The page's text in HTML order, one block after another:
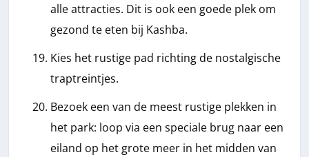
alle attracties. Dit is ook een goede plek om
gezond te eten bij Kashba.
Kies het rustige pad richting de nostalgische
traptreintjes.
Bezoek een van de meest rustige plekken in
het park: loop via een speciale brug naar een
eiland op het grote meer in het midden van